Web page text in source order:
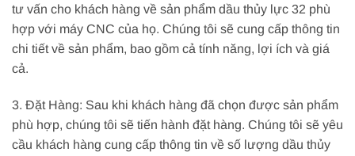
tư vấn cho khách hàng về sản phẩm dầu thủy lực 32 phù
hợp với máy CNC của họ. Chúng tôi sẽ cung cấp thông tin
chi tiết về sản phẩm, bao gồm cả tính năng, lợi ích và giá
cả.
3. Đặt Hàng: Sau khi khách hàng đã chọn được sản phẩm
phù hợp, chúng tôi sẽ tiến hành đặt hàng. Chúng tôi sẽ yêu
cầu khách hàng cung cấp thông tin về số lượng dầu thủy